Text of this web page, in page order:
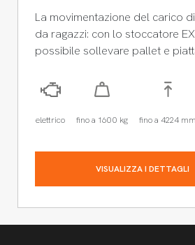
La movimentazione del carico
da ragazzi: con lo stoccatore
possibile sollevare pallet e
elettrico fino a 1600 kg fino a 4224 mm
VISUALIZZA I DETTAGLI